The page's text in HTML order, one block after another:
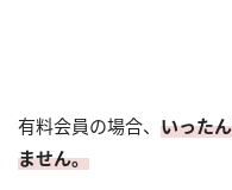
有料会員の場合、 いった
ません。